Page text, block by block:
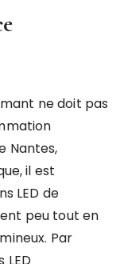
ne doit pas
Nantes,
il est
LED de
peu tout en
Par